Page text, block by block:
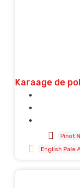
Karaage de
Pinot
English Pale